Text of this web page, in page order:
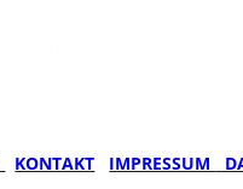
KONTAKT IMPRESSUM